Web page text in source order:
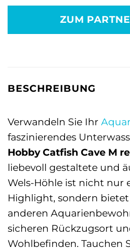
ZUM
BESCHREIBUNG
Verwandeln Sie Ihr
faszinierendes
Hobby Catfish Cave M
liebevoll gestaltete und
Wels-Höhle ist nicht nur
Highlight, sondern
anderen
sicheren Rückzugsort
Wohlbefinden. Tauchen